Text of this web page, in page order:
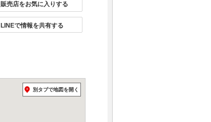
販売店をお気に入りする
LINEで情報を共有する
別タブで地図を開く